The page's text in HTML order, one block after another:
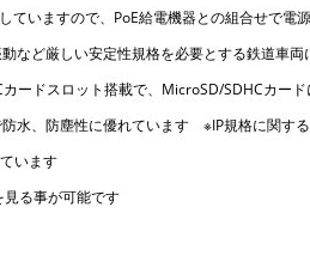
ていますので、PoE給電機器との組合せで電
など厳しい安定性規格を必要とする鉄道車
ードスロット搭載で、MicroSD/SDHCカー
防水、防塵性に優れています ※IP規格に関す
います
る事が可能です